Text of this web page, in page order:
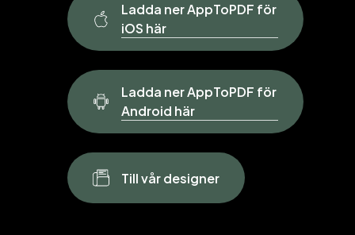
Ladda ner AppToPDF för
iOS här
Ladda ner AppToPDF för
Android här
Tillvår designer